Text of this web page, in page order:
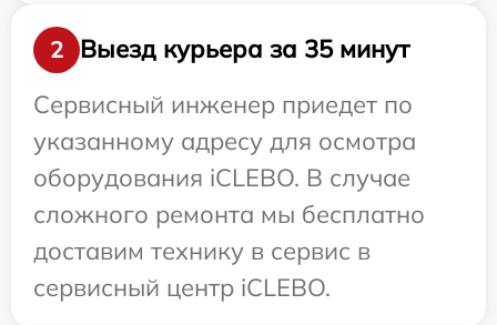
2
Выезд курьера за 35 минут
Сервисный инженер приедет по
указанному адресу для осмотра
оборудования iCLEBO. В случае
сложного ремонта мы бесплатно
доставим технику в сервис в
сервисный центр iCLEBO.